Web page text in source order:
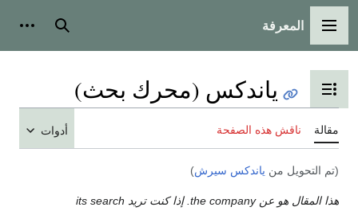
القائمة الرئيسية
المعرفة بحث
تبديل عرض جدول المحتويات
ياندكس (محرك بحث)
مقالة ناقش هذه الصفحة أدوات
(تم التحويل من ياندكس سيرش)
هذا المقال هو عن the company. إذا كنت تريد its search